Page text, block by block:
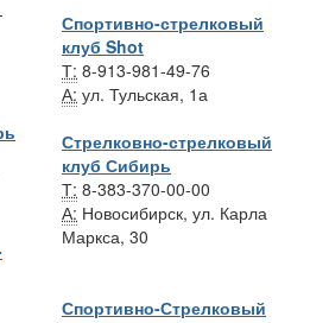
Спортивно-стрелковый
клуб Shot
Т: 8-913-981-49-76
А: ул. Тульская, 1а
Стрелковно-стрелковый
клуб Сибирь
Т: 8-383-370-00-00
А: Новосибирск, ул. Карла
Маркса, 30
Спортивно-Стрелковый